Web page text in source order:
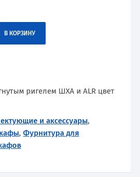
В КОРЗИНУ
ригелем ШХА и ALR цвет
и аксессуары,
,Фурнитура для